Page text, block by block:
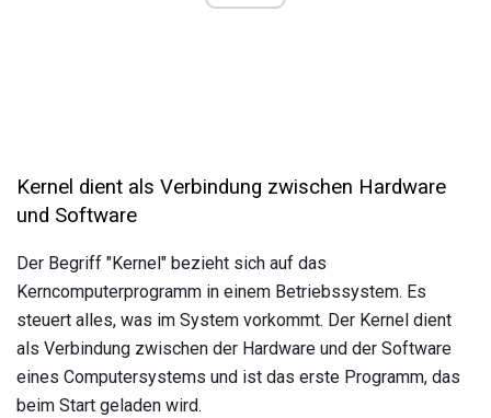
Kernel dient als Verbindung zwischen Hardware
und Software
Der Begriff "Kernel" bezieht sich auf das
Kerncomputerprogramm in einem Betriebssystem. Es
steuert alles, was im System vorkommt. Der Kernel dient
als Verbindung zwischen der Hardware und der Software
eines Computersystems und ist das erste Programm, das
beim Start geladen wird.